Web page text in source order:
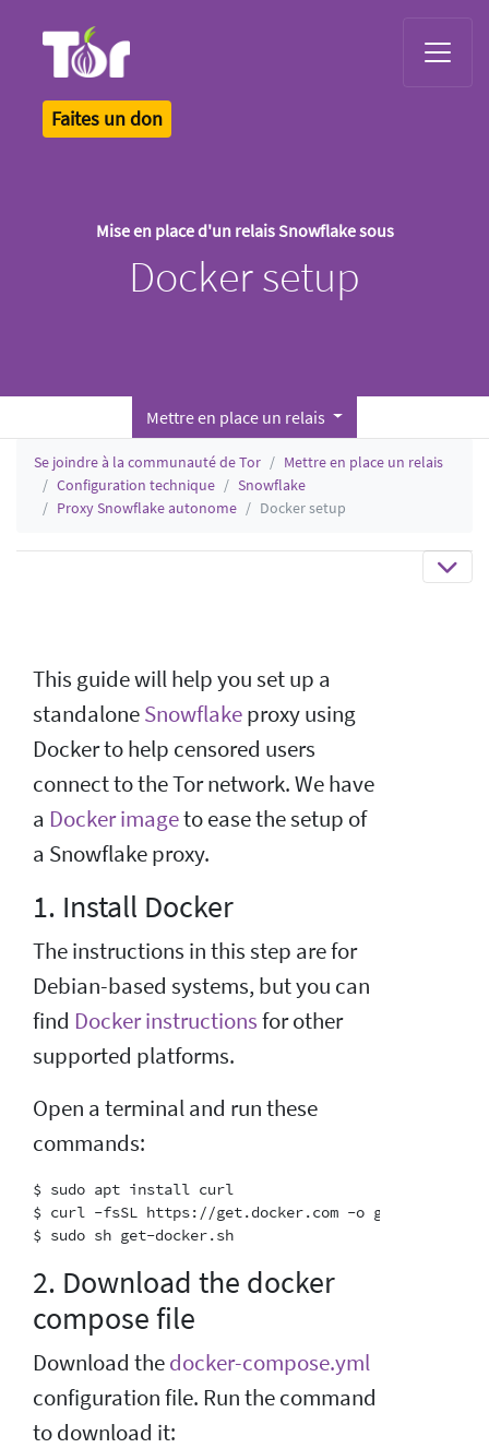
Faites un don
Mise en place d'un relais Snowflake sous
Docker setup
Mettre en place un relais
Se joindre à la communauté de Tor
Mettre en place un relais
Configuration technique
Snowflake
Proxy Snowflake autonome
Docker setup
This guide will help you set up a
standaloneSnowflakeproxy using
Docker to help censored users
connect to the Tor network. We have
a Docker imageto ease the setup of
a Snowflake proxy.
1. Install Docker
The instructions in this step are for
Debian-based systems, but you can
find Docker instructionsfor other
supported platforms.
Open a terminal and run these
commands:
$ sudo apt install curl
$ curl -fsSL https://get.docker.com -o get-docker.sh
2. Download the docker
compose file
Download thedocker-compose.yml
configuration file. Run the command
to download it: